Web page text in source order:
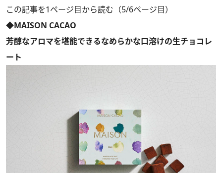
この記事を1ページ目から読む（5/6ページ目）
◆MAISON CACAO
芳醇なアロマを堪能できるなめらかな口溶けの生チョコレ
ート